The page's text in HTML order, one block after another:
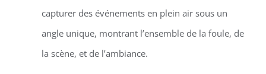
capturer des événements en plein air sous un
angle unique, montrant l’ensemble de la foule, de
la scène, et de l’ambiance.